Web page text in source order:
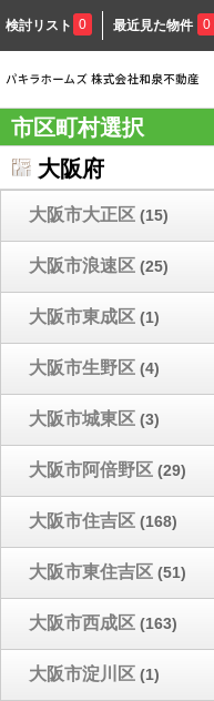
検討リスト 0 最近見た物件 0
市区町村選択
大阪府
大阪市大正区 (15)
大阪市浪速区 (25)
大阪市東成区 (1)
大阪市生野区 (4)
大阪市城東区 (3)
大阪市阿倍野区 (29)
大阪市住吉区 (168)
大阪市東住吉区 (51)
大阪市西成区 (163)
大阪市淀川区 (1)